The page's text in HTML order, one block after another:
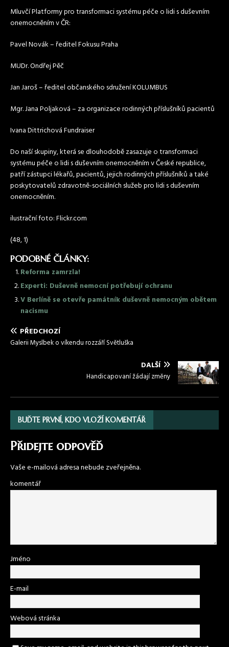
Mluvčí Platformy pro transformaci systému péče o lidi s duševním
onemocněním v ČR:
Pavel Novák – ředitel Fokusu Praha
MUDr. Ondřej Pěč
Jan Jaroš – ředitel občanského sdružení KOLUMBUS
Mgr. Jana Poljaková – za organizace rodinných příslušníků pacientů
Ivana Dittrichová Fundraiser
Do naší skupiny, která se dlouhodobě zasazuje o transformaci
systému péče o lidi s duševním onemocněním v České republice,
patří zástupci lékařů, pacientů, jejich rodinných příslušníků a také
poskytovatelů zdravotně-sociálních služeb pro lidi s duševním
onemocněním.
ilustrační foto: Flickr.com
(48, 1)
PODOBNÉ ČLÁNKY:
Reforma zamrzla!
Experti: Duševně nemocní potřebují ochranu
V Berlíně se otevře památník duševně nemocným obětem
nacismu
PŘEDCHOZÍ
Galerii Myslbek o víkendu rozzáří Světluška
DALŠÍ
Handicapovaní žádají změny
BUĎTE PRVNÍ, KDO VLOŽÍ KOMENTÁŘ
Přidejte odpověď
Vaše e-mailová adresa nebude zveřejněna.
komentář
Jméno
E-mail
Webová stránka